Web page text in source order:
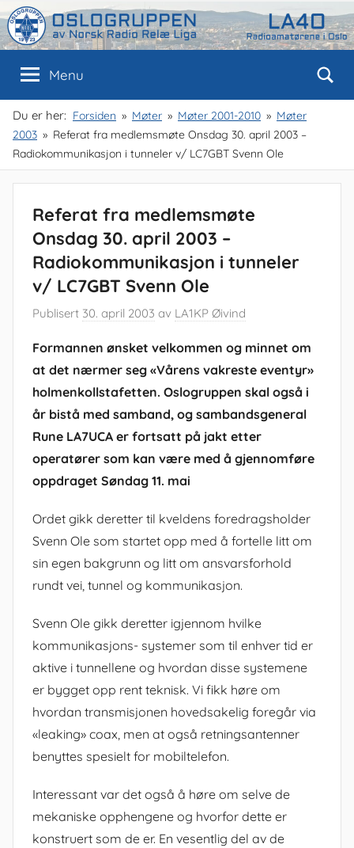
Skip
to
content
Oslogruppen
av
NRRL
Oslo
Menu
Du er her: Forsiden Møter Møter 2001-2010
Møter
2003
Referat fra medlemsmøte Onsdag 30. april 2003 –
Radiokommunikasjon i tunneler v/ LC7GBT Svenn Ole
Referat fra medlemsmøte
Onsdag 30. april 2003 –
Radiokommunikasjon i tunneler
v/ LC7GBT Svenn Ole
Publisert 30. april 2003 av LA1KP Øivind
Formannen ønsket velkommen og minnet om
at det nærmer seg «Vårens vakreste eventyr»
holmenkollstafetten. Oslogruppen skal også i
år bistå med samband, og sambandsgeneral
Rune LA7UCA er fortsatt på jakt etter
operatører som kan være med å gjennomføre
oppdraget Søndag 11. mai
Ordet gikk deretter til kveldens foredragsholder
Svenn Ole som startet opp med å fortelle litt om
sin egen bakgrunn og litt om ansvarsforhold
rundt vei, tunnel og kommunikasjon.
Svenn Ole gikk deretter igjennom hvilke
kommunikasjons- systemer som til enhver tid er
aktive i tunnellene og hvordan disse systemene
er bygget opp rent teknisk. Vi fikk høre om
hvordan transmisjonen hovedsakelig foregår via
«leaking» coax, men at også retningsantenner
benyttes spesielt for mobiltelefon.
Interessant var det også å høre om selve de
mekaniske opphengene og hvorfor dette er
konstruert som de er. En vesentlig del av de